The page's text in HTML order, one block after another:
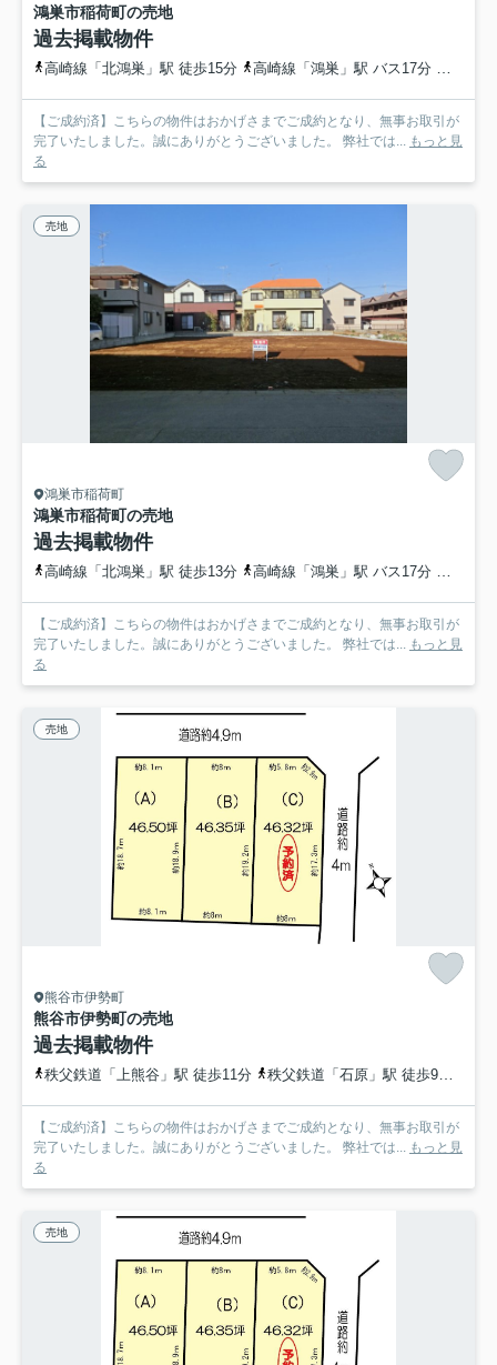
鴻巣市稲荷町の売地
過去掲載物件
高崎線「北鴻巣」駅 徒歩15分 高崎線「鴻巣」駅 バス17分 埼玉県鴻巣市「箕田郵便局前」 停歩8分
【ご成約済】こちらの物件はおかげさまでご成約となり、無事お取引が
完了いたしました。誠にありがとうございました。 弊社では... もっと見
る
売地
鴻巣市稲荷町
鴻巣市稲荷町の売地
過去掲載物件
高崎線「北鴻巣」駅 徒歩13分 高崎線「鴻巣」駅 バス17分 埼玉県鴻巣市「箕田郵便局前」 停歩7分
【ご成約済】こちらの物件はおかげさまでご成約となり、無事お取引が
完了いたしました。誠にありがとうございました。 弊社では... もっと見
る
売地
熊谷市伊勢町
熊谷市伊勢町の売地
過去掲載物件
秩父鉄道「上熊谷」駅 徒歩11分 秩父鉄道「石原」駅 徒歩9分
【ご成約済】こちらの物件はおかげさまでご成約となり、無事お取引が
完了いたしました。誠にありがとうございました。 弊社では... もっと見
る
売地